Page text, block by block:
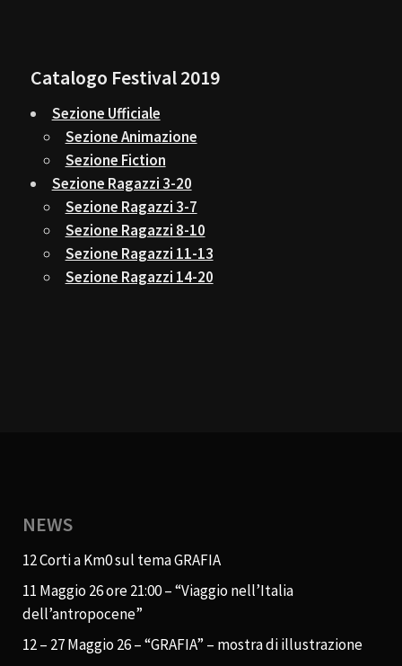
Catalogo Festival 2019
Sezione Ufficiale
Sezione Animazione
Sezione Fiction
Sezione Ragazzi 3-20
Sezione Ragazzi 3-7
Sezione Ragazzi 8-10
Sezione Ragazzi 11-13
Sezione Ragazzi 14-20
NEWS
12 Corti a Km0 sul tema GRAFIA
11 Maggio 26 ore 21:00 – “Viaggio nell’Italia
dell’antropocene”
12 – 27 Maggio 26 – “GRAFIA” – mostra di illustrazione